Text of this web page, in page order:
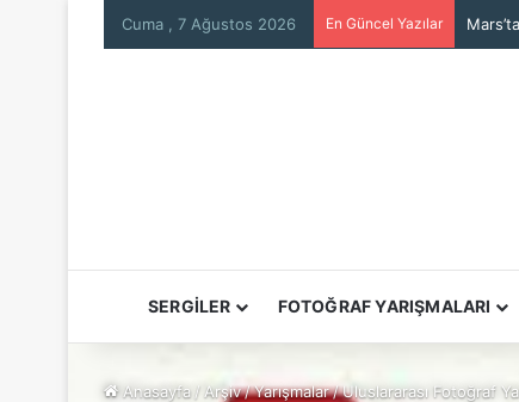
Cuma , 7 Ağustos 2026 En Güncel Yazılar
SERGİLER FOTOĞRAF YARIŞMALARI
Anasayfa / Arşiv/Yarışmalar/Uluslararası Fotoğraf